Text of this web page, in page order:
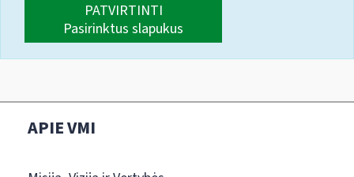
PATVIRTINTI
Pasirinktus slapukus
APIE VMI